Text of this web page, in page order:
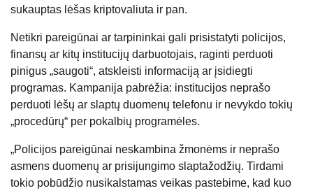
sukauptas lėšas kriptovaliuta ir pan.
Netikri pareigūnai ar tarpininkai gali prisistatyti policijos,
finansų ar kitų institucijų darbuotojais, raginti perduoti
pinigus „saugoti“, atskleisti informaciją ar įsidiegti
programas. Kampanija pabrėžia: institucijos neprašo
perduoti lėšų ar slaptų duomenų telefonu ir nevykdo tokių
„procedūrų“ per pokalbių programėles.
„Policijos pareigūnai neskambina žmonėms ir neprašo
asmens duomenų ar prisijungimo slaptažodžių. Tirdami
tokio pobūdžio nusikalstamas veikas pastebime, kad kuo